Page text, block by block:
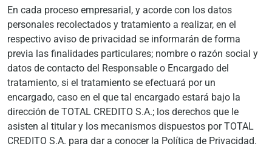
En cada proceso empresarial, y acorde con los datos
personales recolectados y tratamiento a realizar, en el
respectivo aviso de privacidad se informarán de forma
previa las finalidades particulares; nombre o razón social y
datos de contacto del Responsable o Encargado del
tratamiento, si el tratamiento se efectuará por un
encargado, caso en el que tal encargado estará bajo la
dirección de TOTAL CREDITO S.A.; los derechos que le
asisten al titular y los mecanismos dispuestos por TOTAL
CREDITO S.A. para dar a conocer la Política de Privacidad.